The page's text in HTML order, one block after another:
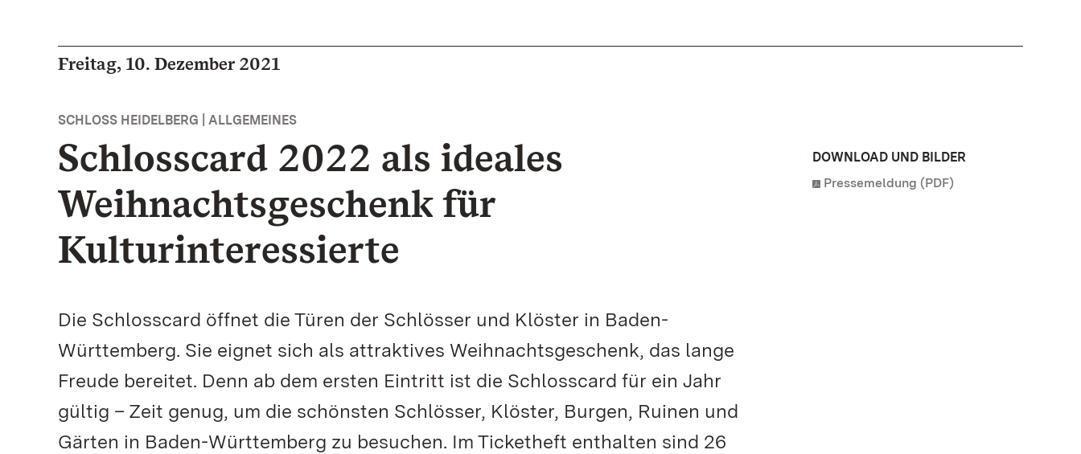
Freitag, 10. Dezember 2021
SCHLOSS HEIDELBERG | ALLGEMEINES
Schlosscard 2022 als ideales
Weihnachtsgeschenk für
Kulturinteressierte
Die Schlosscard öffnet die Türen der Schlösser und Klöster in Baden-
Württemberg. Sie eignet sich als attraktives Weihnachtsgeschenk, das lange
Freude bereitet. Denn ab dem ersten Eintritt ist die Schlosscard für ein Jahr
gültig – Zeit genug, um die schönsten Schlösser, Klöster, Burgen, Ruinen und
Gärten in Baden-Württemberg zu besuchen. Im Ticketheft enthalten sind 26
DOWNLOAD UND BILDER
Pressemeldung (PDF)